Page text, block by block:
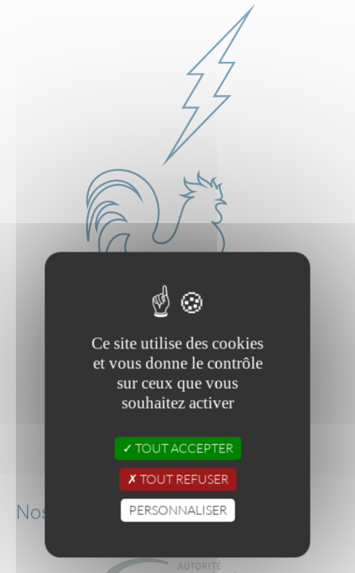
Nos qualificationsfoudre :
Ce site utilise des cookies
et vous donne le contrôle
sur ceux que vous
souhaitez activer
TOUT ACCEPTER
TOUT REFUSER
PERSONNALISER